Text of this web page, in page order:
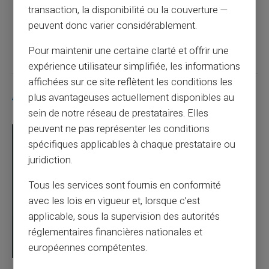
Article suivant
Articles similaires
transaction, la disponibilité ou la couverture —
peuvent donc varier considérablement.
Pour maintenir une certaine clarté et offrir une
expérience utilisateur simplifiée, les informations
affichées sur ce site reflètent les conditions les
plus avantageuses actuellement disponibles au
sein de notre réseau de prestataires. Elles
peuvent ne pas représenter les conditions
spécifiques applicables à chaque prestataire ou
juridiction.
Tous les services sont fournis en conformité
avec les lois en vigueur et, lorsque c’est
applicable, sous la supervision des autorités
réglementaires financières nationales et
européennes compétentes.